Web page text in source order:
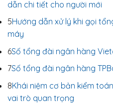
dẫn chi tiết cho người mới
5Hướng dẫn xử lý khi gọi
máy
6Số tổng đài ngân hàng
7Số tổng đài ngân hàng
8Khái niệm cơ bản kiểm
vai trò quan trọng